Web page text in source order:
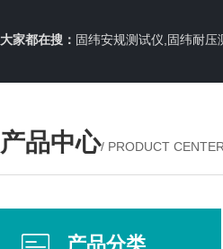
大家都在搜： 固纬安规测试仪,固纬耐
产品中心/ PRODUCT CENTER
产品分类